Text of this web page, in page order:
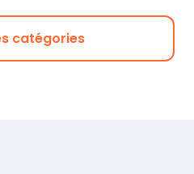
Livres &
Culture
catégories